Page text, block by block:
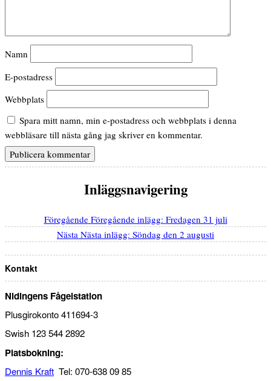
Namn
E-postadress
Webbplats
Spara mitt namn, min e-postadress och webbplats i denna
webbläsare till nästa gång jag skriver en kommentar.
Inläggsnavigering
Föregående Föregående inlägg: Fredagen 31 juli
Nästa Nästa inlägg: Söndag den 2 augusti
Kontakt
Nidingens Fågelstation
Plusgirokonto 411694-3
Swish 123 544 2892
Platsbokning:
Dennis Kraft Tel: 070-638 09 85